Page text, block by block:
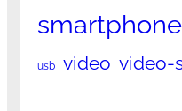
smartphone
usb video video-